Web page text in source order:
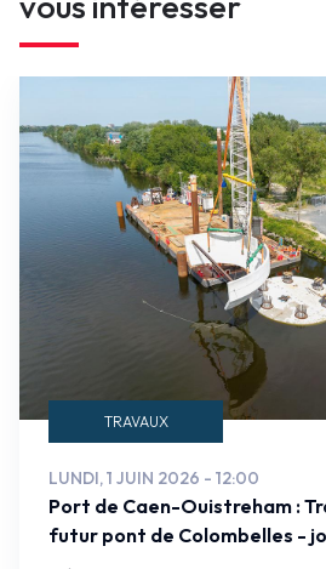
TRAVAUX
LUNDI, 1 JUIN 2026 - 12:00
Port de Caen-Ouistreham :
futur pont de Colombelles -
chantier